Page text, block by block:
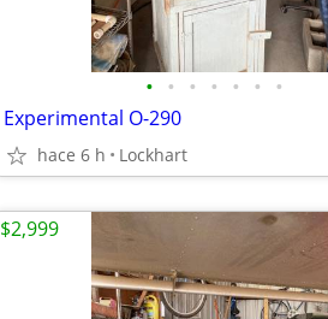
• • • • • • •
Experimental O-290
hace 6 h Lockhart
$2,999